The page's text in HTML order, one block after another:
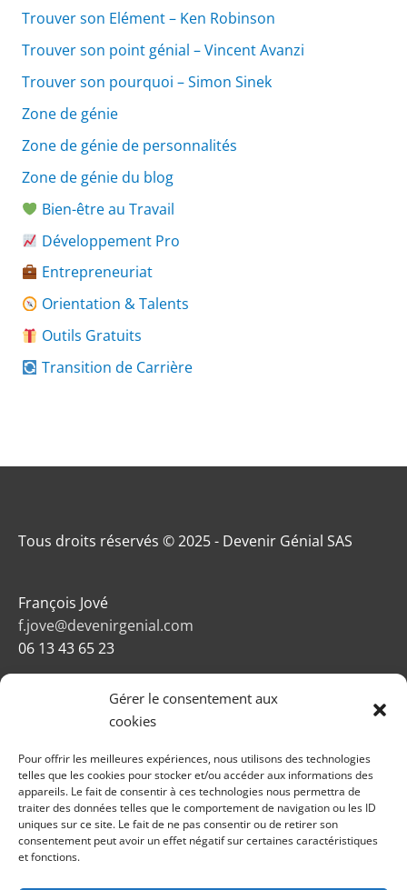
Gérer le consentement aux
cookies
Pour offrir les meilleures expériences, nous utilisons des technologies
telles que les cookies pour stocker et/ou accéder aux informations des
appareils. Le fait de consentir à ces technologies nous permettra de
traiter des données telles que le comportement de navigation ou les ID
uniques sur ce site. Le fait de ne pas consentir ou de retirer son
consentement peut avoir un effet négatif sur certaines caractéristiques
et fonctions.
Trouver son Elément – Ken Robinson
Trouver son point génial – Vincent Avanzi
Trouver son pourquoi – Simon Sinek
Zone de génie
Zone de génie de personnalités
Zone de génie du blog
Bien-être au Travail
Développement Pro
Entrepreneuriat
Orientation & Talents
Outils Gratuits
Transition de Carrière
Tous droits réservés © 2025 - Devenir Génial SAS
François Jové
f.jove@devenirgenial.com
06 13 43 65 23
Newsletters
Mentions légales
Conditions générales de vente